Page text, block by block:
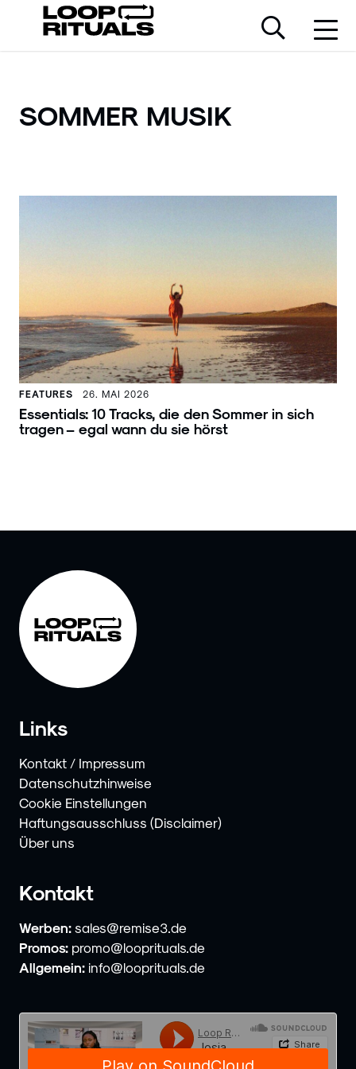
SOMMER MUSIK
FEATURES 26. MAI 2026
Essentials: 10 Tracks, die den Sommer in sich
tragen – egal wann du sie hörst
Links
Kontakt / Impressum
Datenschutzhinweise
Cookie Einstellungen
Haftungsausschluss (Disclaimer)
Über uns
Kontakt
Werben: sales@remise3.de
Promos: promo@looprituals.de
Allgemein: info@looprituals.de